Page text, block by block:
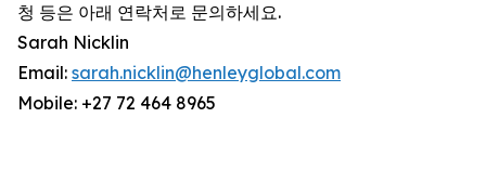
청 등은 아래 연락처로 문의하세요.
Sarah Nicklin
Email: sarah.nicklin@henleyglobal.com
Mobile: +27 72 464 8965